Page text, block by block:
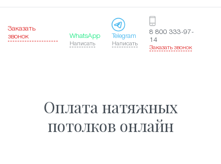
Заказать
звонок
WhatsApp
Написать
Telegram
Написать
8 800 333-97-
14
Заказать звонок
Оплата натяжных
потолков онлайн